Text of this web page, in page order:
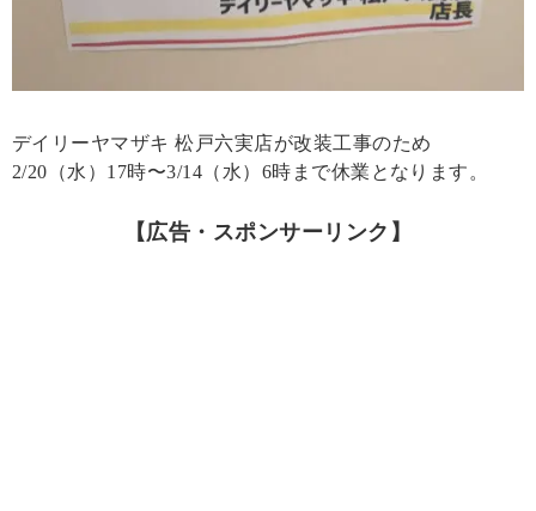
デイリーヤマザキ 松戸六実店が改装工事のため
2/20（水）17時〜3/14（水）6時まで休業となります。
【広告・スポンサーリンク】